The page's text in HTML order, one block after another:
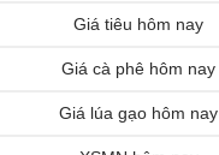
Giá tiêu hôm nay
Giá cà phê hôm nay
Giá lúa gạo hôm nay